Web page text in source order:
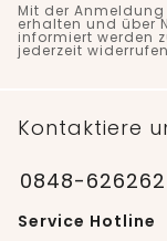
Mit der
erhalten und über
informiert werden
jederzeit
Kontaktiere
0848-626262
Service Hotline